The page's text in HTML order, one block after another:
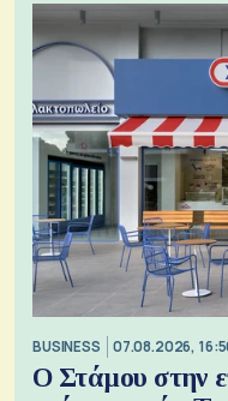
BUSINESS 07.08.2026,
Ο Στάμου στην